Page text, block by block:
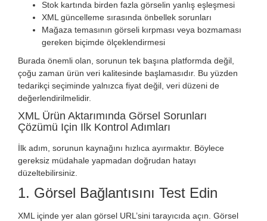
Stok kartında birden fazla görselin yanlış eşleşmesi
XML güncelleme sırasında önbellek sorunları
Mağaza temasının görseli kırpması veya bozmaması
gereken biçimde ölçeklendirmesi
Burada önemli olan, sorunun tek başına platformda değil,
çoğu zaman ürün veri kalitesinde başlamasıdır. Bu yüzden
tedarikçi seçiminde yalnızca fiyat değil, veri düzeni de
değerlendirilmelidir.
XML Ürün Aktarımında Görsel Sorunları
Çözümü Için Ilk Kontrol Adımları
İlk adım, sorunun kaynağını hızlıca ayırmaktır. Böylece
gereksiz müdahale yapmadan doğrudan hatayı
düzeltebilirsiniz.
1. Görsel Bağlantısını Test Edin
XML içinde yer alan görsel URL’sini tarayıcıda açın. Görsel